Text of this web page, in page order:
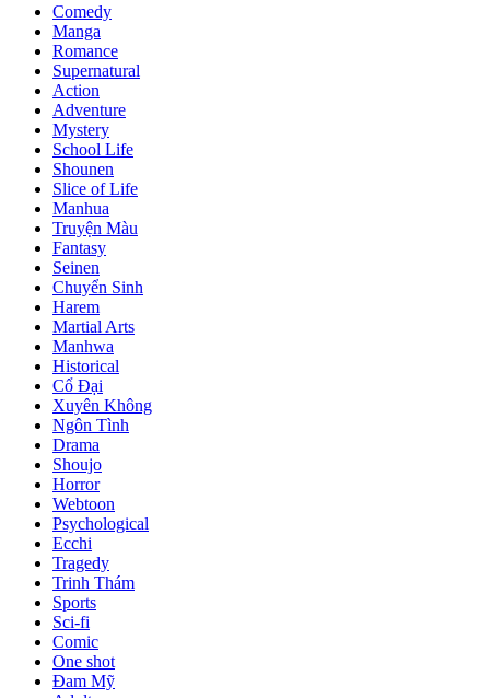
Comedy
Manga
Romance
Supernatural
Action
Adventure
Mystery
School Life
Shounen
Slice of Life
Manhua
Truyện Màu
Fantasy
Seinen
Chuyển Sinh
Harem
Martial Arts
Manhwa
Historical
Cổ Đại
Xuyên Không
Ngôn Tình
Drama
Shoujo
Horror
Webtoon
Psychological
Ecchi
Tragedy
Trinh Thám
Sports
Sci-fi
Comic
One shot
Đam Mỹ